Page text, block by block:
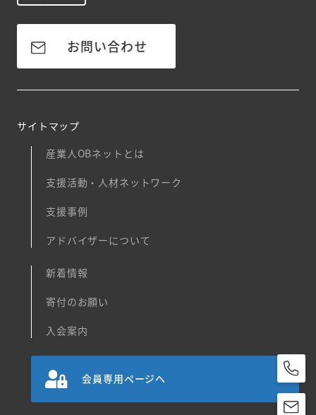
お問い合わせ
サイトマップ
産業人OBネットとは
支援活動・人材ネットワーク
支援事例
アドバイザーについて
新着情報
寄付のお願い
入会案内
会員専用ページへ